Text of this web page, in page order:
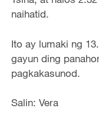
naihatid.
Ito ay lumaki ng
gayun ding
pagkakasunod.
Salin: Vera